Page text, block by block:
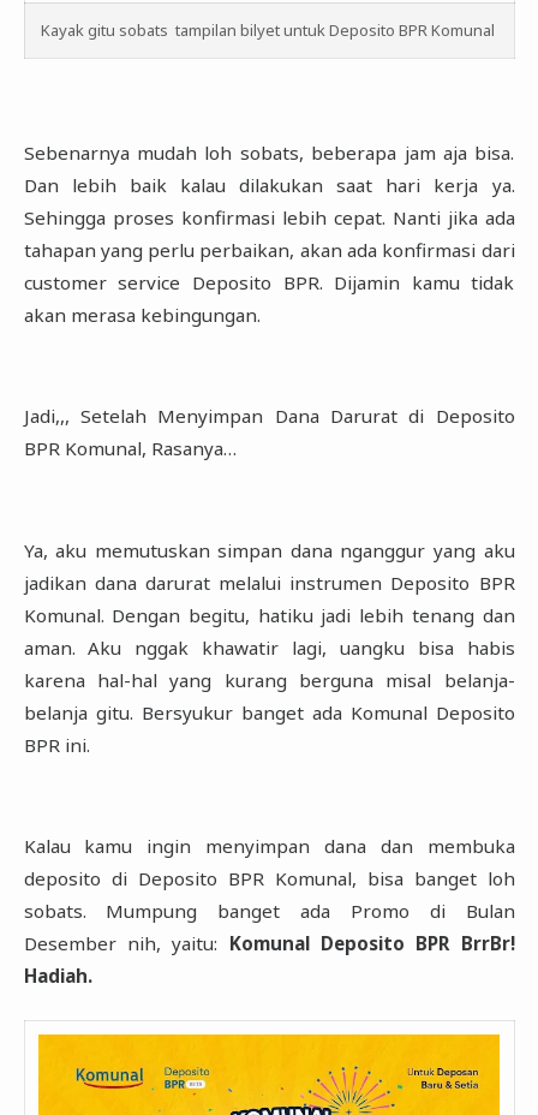
Kayak gitu sobats tampilan bilyet untuk Deposito BPR Komunal
Sebenarnya mudah loh sobats, beberapa jam aja bisa.
Dan lebih baik kalau dilakukan saat hari ‎kerja ya.
Sehingga proses konfirmasi lebih cepat. Nanti jika ada
tahapan yang perlu perbaikan, ‎akan ada konfirmasi dari
customer service Deposito BPR. Dijamin kamu tidak
akan merasa ‎kebingungan.‎
Jadi,,, Setelah Menyimpan Dana Darurat di Deposito
BPR Komunal, Rasanya…‎
Ya, aku memutuskan simpan dana nganggur yang aku
jadikan dana darurat melalui instrumen ‎Deposito BPR
Komunal. Dengan begitu, hatiku jadi lebih tenang dan
aman. Aku nggak khawatir ‎lagi, uangku bisa habis
karena hal-hal yang kurang berguna misal belanja-
belanja gitu. ‎Bersyukur banget ada Komunal Deposito
BPR ini.‎
Kalau kamu ingin menyimpan dana dan membuka
deposito di Deposito BPR Komunal, bisa banget loh
‎sobats. Mumpung banget ada Promo di Bulan
Desember nih, yaitu: Komunal Deposito BPR BrrBr!
‎Hadiah.